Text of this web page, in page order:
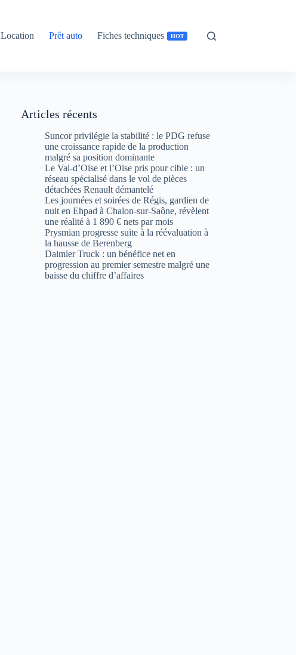
Location Prêt auto Fiches techniques HOT
Articles récents
Suncor privilégie la stabilité : le PDG refuse
une croissance rapide de la production
malgré sa position dominante
Le Val-d’Oise et l’Oise pris pour cible : un
réseau spécialisé dans le vol de pièces
détachées Renault démantelé
Les journées et soirées de Régis, gardien de
nuit en Ehpad à Chalon-sur-Saône, révèlent
une réalité à 1 890 € nets par mois
Prysmian progresse suite à la réévaluation à
la hausse de Berenberg
Daimler Truck : un bénéfice net en
progression au premier semestre malgré une
baisse du chiffre d’affaires